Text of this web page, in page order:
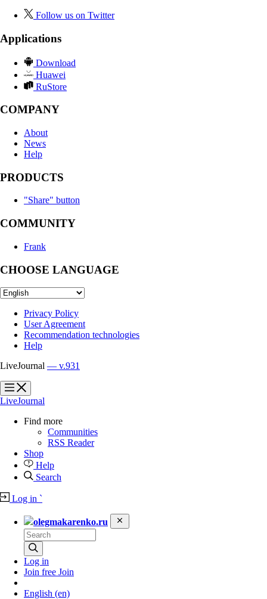
Follow us on Twitter
Applications
Download
Huawei
RuStore
COMPANY
About
News
Help
PRODUCTS
"Share" button
COMMUNITY
Frank
CHOOSE LANGUAGE
Privacy Policy
User Agreement
Recommendation technologies
Help
LiveJournal — v.931
?
?
LiveJournal
Find more
Communities
RSS Reader
Shop
Help
Search
Log in `
olegmakarenko.ru
Log in
Join free Join
English (en)